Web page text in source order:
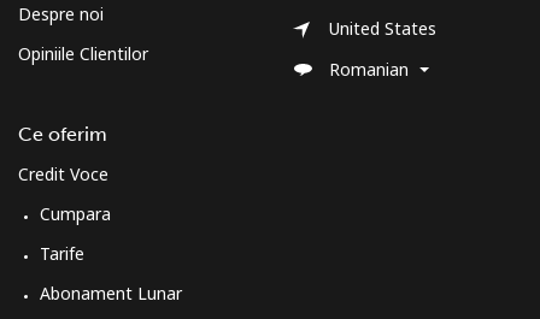
Despre noi
Opiniile Clientilor
Ce oferim
Credit Voce
Cumpara
Tarife
Abonament Lunar
United States
Romanian